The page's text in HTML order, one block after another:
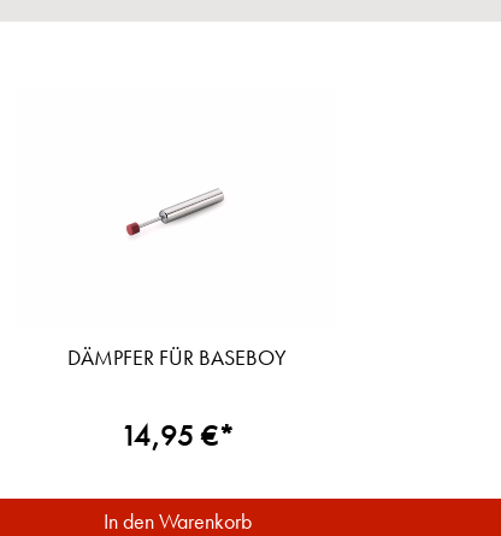
DÄMPFER FÜR BASEBOY
14,95 €*
In den Warenkorb